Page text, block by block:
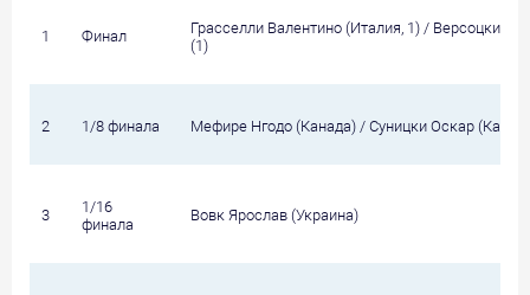
1 Финал
Грасселли Валентино (Италия, 1) / Версоцкий
(1)
2 1/8 финала Мефире Нгодо (Канада) / Суницки Оскар
3
1/16
финала
Вовк Ярослав (Украина)